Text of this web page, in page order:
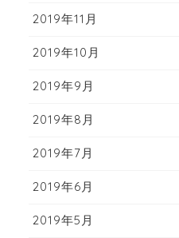
2019年11月
2019年10月
2019年9月
2019年8月
2019年7月
2019年6月
2019年5月